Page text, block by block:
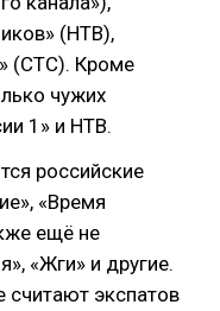
(НТВ),
(СТС). Кроме
чужих
1» и НТВ.
российские
«Время
ещё не
«Жги» и другие.
считают экспатов